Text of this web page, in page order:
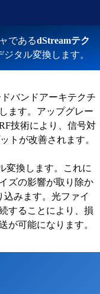
であるdStreamテク
タル変換します。
バンドアーキテクチ
ます。アップグレー
技術により、信号対
トが改善されます。
変換します。これに
ズの影響が取り除か
みます。光ファイ
することにより、損
が可能になります。